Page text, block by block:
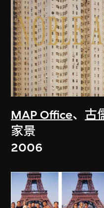
MAP Office、 古
家景
2006